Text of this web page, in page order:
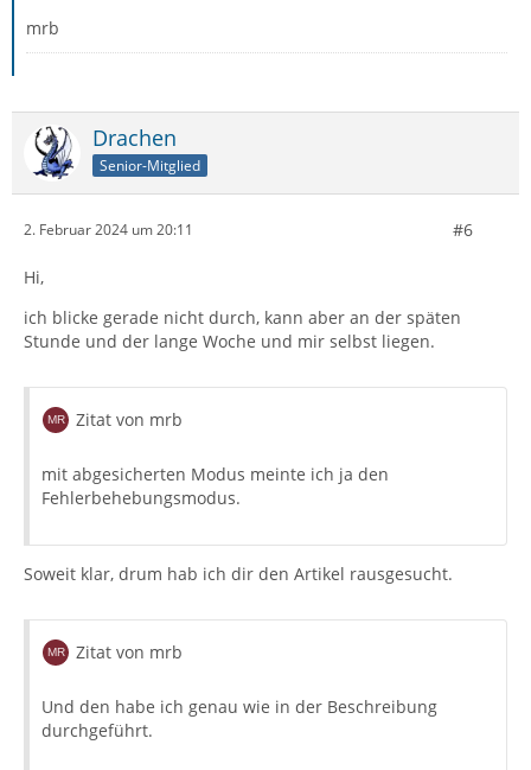
mrb
Drachen
Senior-Mitglied
2. Februar 2024 um 20:11 #6
Hi,
ich blicke gerade nicht durch, kann aber an der späten
Stunde und der lange Woche und mir selbst liegen.
Zitat von mrb
mit abgesicherten Modus meinte ich ja den
Fehlerbehebungsmodus.
Soweit klar, drum hab ich dir den Artikel rausgesucht.
Zitat von mrb
Und den habe ich genau wie in der Beschreibung
durchgeführt.